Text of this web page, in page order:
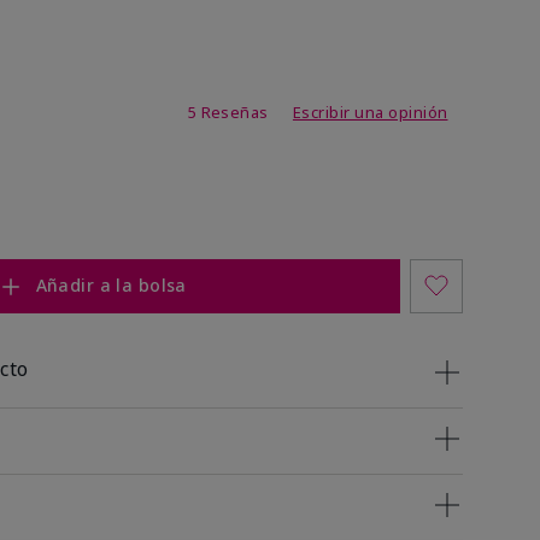
5 Reseñas Escribir una opinión
Añadir a la bolsa